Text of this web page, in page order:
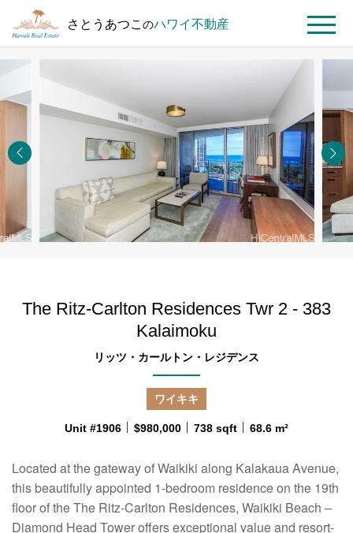
さとうあつこのハワイ不動産 MENU
ト
プ
ジ
ハ
不
Residences
Residences
Twr 2 - 383
Kalaimoku
#1906
The Ritz-Carlton Residences Twr 2 - 383
Kalaimoku
リッツ・カールトン・レジデンス
ワイキキ
Unit #1906 $980,000 738 sqft 68.6 m²
Located at the gateway of Waikiki along Kalakaua Avenue,
this beautifully appointed 1-bedroom residence on the 19th
floor of the The Ritz-Carlton Residences, Waikiki Beach –
Diamond Head Tower offers exceptional value and resort-